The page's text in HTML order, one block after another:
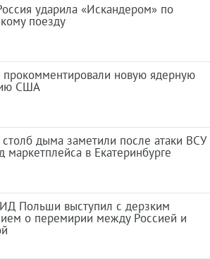
ударила «Искандером» по
поезду
прокомментировали новую ядерную
США
дыма заметили после атаки ВСУ
маркетплейса в Екатеринбурге
Польши выступил с дерзким
о перемирии между Россией и